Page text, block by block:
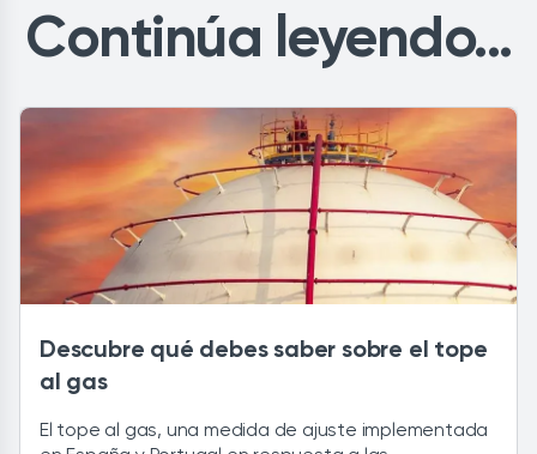
Continúa leyendo...
Descubre qué debes saber sobre el tope
al gas
El tope al gas, una medida de ajuste implementada